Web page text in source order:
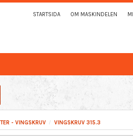
STARTSIDA OM MASKINDELEN
- VINGSKRUV VINGSKRUV 315.3